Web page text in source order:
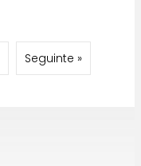
Seguinte »